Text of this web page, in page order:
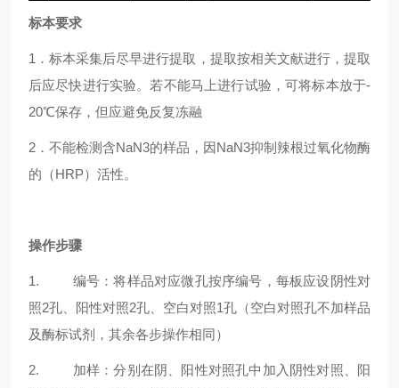
标本要求
1．标本采集后尽早进行提取，提取按相关文献进行，提取
后应尽快进行实验。若不能马上进行试验，可将标本放于-
20℃保存，但应避免反复冻融
2．不能检测含NaN3的样品，因NaN3抑制辣根过氧化物酶
的（HRP）活性。
操作步骤
1. 编号：将样品对应微孔按序编号，每板应设阴性对
照2孔、阳性对照2孔、空白对照1孔（空白对照孔不加样品
及酶标试剂，其余各步操作相同）
2. 加样：分别在阴、阳性对照孔中加入阴性对照、阳